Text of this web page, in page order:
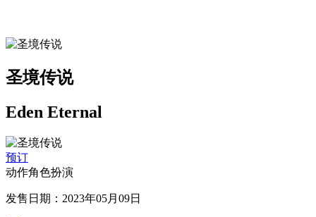
圣境传说
Eden Eternal
预订
动作角色扮演
发售日期：2023年05月09日